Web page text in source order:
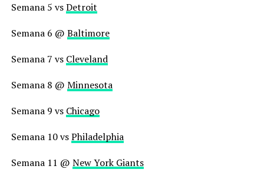
Semana 5 vsDetroit
Semana 6 @ Baltimore
Semana 7 vs Cleveland
Semana 8 @ Minnesota
Semana 9 vs Chicago
Semana 10 vsPhiladelphia
Semana 11 @ New York Giants